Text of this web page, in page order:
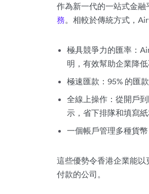
作為新一代的一站式金
務。相較於傳統方式，
極具競爭力的匯率：
明，有效幫助企業降低
極速匯款：95% 的匯
全線上操作：從開戶
示，省下排隊和填寫紙
一個帳戶管理多種貨
這些優勢令香港企業能
付款的公司。